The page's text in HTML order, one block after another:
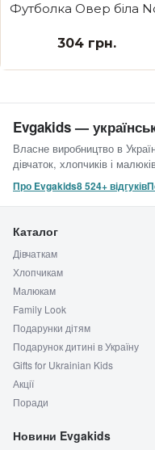
Футболка Овер біла
304 грн.
Evgakids —
Власне виробництво в
дівчаток, хлопчиків і
Про Evgakids8 524+ відгуків
Каталог
Дівчаткам
Хлопчикам
Малюкам
Family Look
Подарунки дітям
Подарунок дитині в Україну
Gifts for Ukrainian Kids
Акції
Поради
Новини Evgakids